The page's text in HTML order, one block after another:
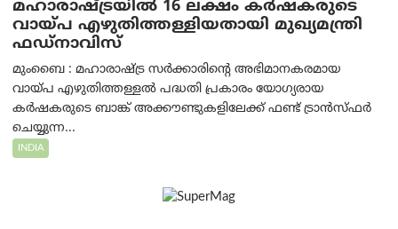
മഹാരാഷ്ട്രയിൽ 16 ലക്ഷം കർഷകരുടെ
വായ്പ എഴുതിത്തള്ളിയതായി മുഖ്യമന്ത്രി
ഫഡ്‌നാവിസ്
മുംബൈ : മഹാരാഷ്ട്ര സർക്കാരിന്റെ അഭിമാനകരമായ
വായ്പ എഴുതിത്തള്ളൽ പദ്ധതി പ്രകാരം യോഗ്യരായ
കർഷകരുടെ ബാങ്ക് അക്കൗണ്ടുകളിലേക്ക് ഫണ്ട് ട്രാൻസ്ഫർ
ചെയ്യുന്ന...
INDIA